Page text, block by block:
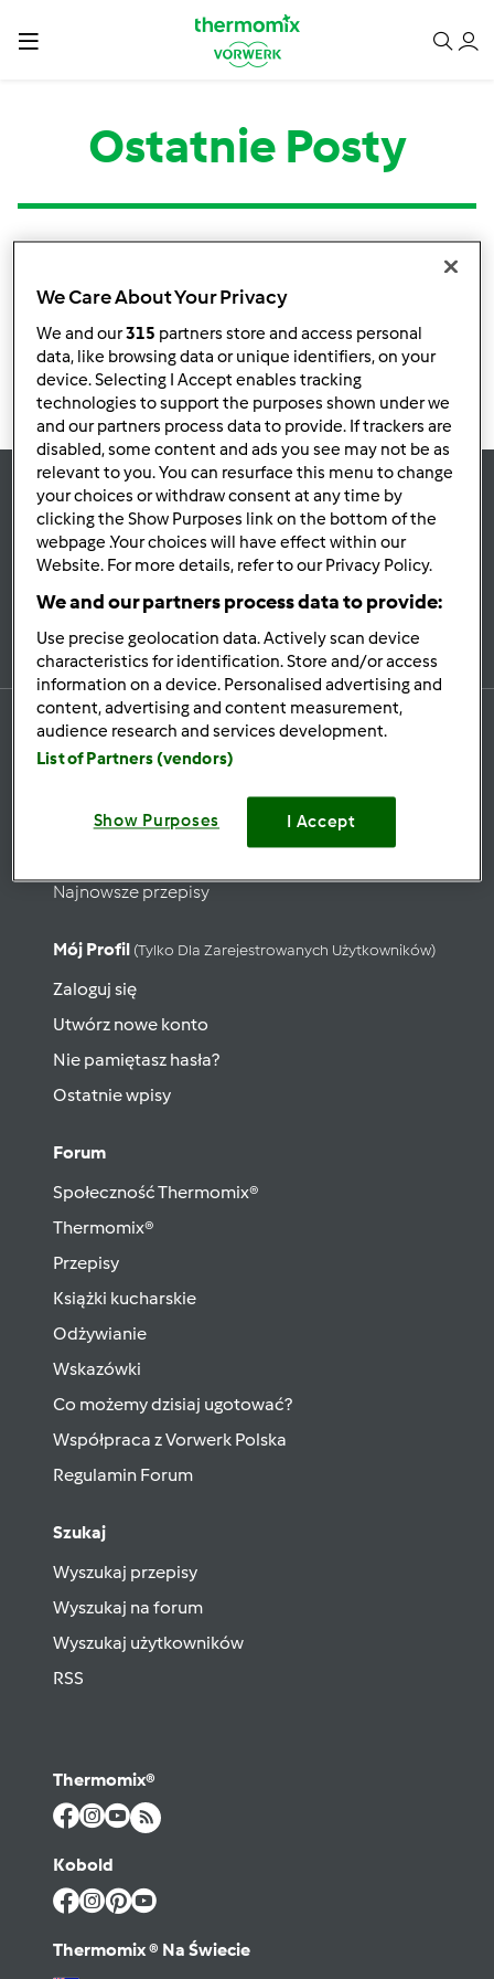
Ostatnie Posty
Ostatni post
Brak informacji o aktywnościach
Bądźna bieżąco
Zapisz się do naszego newslettera
Wyszukaj przepisy
Najnowsze przepisy
Mój Profil (tylko Dla Zarejestrowanych Użytkowników)
Zaloguj się
Utwórz nowe konto
Nie pamiętasz hasła?
Ostatnie wpisy
Forum
Społeczność Thermomix®
Thermomix®
Przepisy
Książki kucharskie
Odżywianie
Wskazówki
Co możemy dzisiaj ugotować?
Współpraca z Vorwerk Polska
Regulamin Forum
Szukaj
Wyszukaj przepisy
Wyszukaj na forum
Wyszukaj użytkowników
RSS
Thermomix®
Kobold
Thermomix ® Na Świecie
We Care About Your Privacy
We and our315 partners store and access personal
data, like browsing data or unique identifiers, on your
device. Selecting I Accept enables tracking
technologies to support the purposes shown under we
and our partners process data to provide. If trackers are
disabled, some content and ads you see may not be as
relevant to you. You can resurface this menu to change
your choices or withdraw consent at any time by
clicking the Show Purposes link on the bottom of the
webpage .Your choices will have effect within our
Website. For more details, refer to our Privacy Policy.
We and our partners process data to provide:
Use precise geolocation data. Actively scan device
characteristics for identification. Store and/or access
information on a device. Personalised advertising and
content, advertising and content measurement,
audience research and services development.
List of Partners (vendors)
Show Purposes I Accept